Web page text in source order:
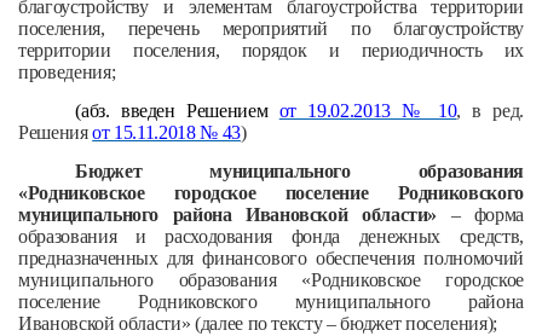
благоустройству и элементам благоустройства территории
поселения, перечень мероприятий по благоустройству
территории поселения, порядок и периодичность их
проведения;
(абз. введен Решением от 19.02.2013 № 10, в ред.
Решенияот 15.11.2018 № 43)
Бюджет муниципального образования
«Родниковское городское поселение Родниковского
муниципального района Ивановской области» – форма
образования и расходования фонда денежных средств,
предназначенных для финансового обеспечения полномочий
муниципального образования «Родниковское городское
поселение Родниковского муниципального района
Ивановской области» (далее по тексту – бюджет поселения);